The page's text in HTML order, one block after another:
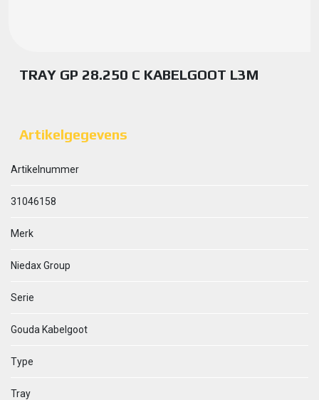
TRAY GP 28.250 C KABELGOOT L3M
Artikelgegevens
Artikelnummer
31046158
Merk
Niedax Group
Serie
Gouda Kabelgoot
Type
Tray